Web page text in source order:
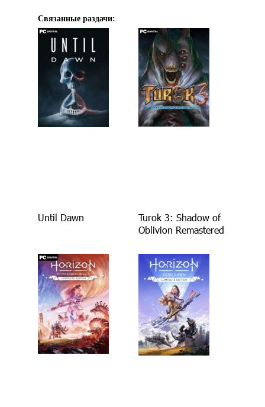
Связанные раздачи:
Until Dawn
Turok 3: Shadow of
Oblivion Remastered